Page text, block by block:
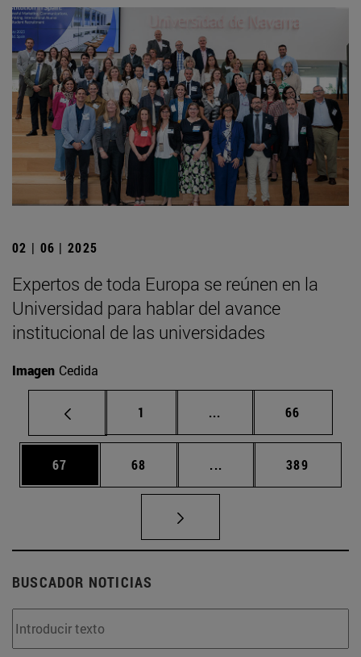
02 | 06 | 2025
Expertos de toda Europa se reúnen en la
Universidad para hablar del avance
institucional de las universidades
Imagen Cedida
Página
1 ... Páginas intermedias
Página
66
Página
67 Página
68 ... Páginas intermedias
Página
389
BUSCADOR NOTICIAS